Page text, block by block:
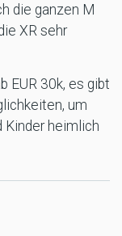
die ganzen M
XR sehr
EUR 30k, es gibt
um
Kinder heimlich